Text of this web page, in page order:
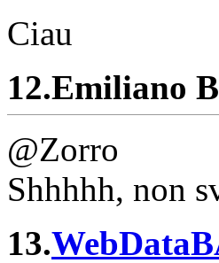
Ciau
12.Emiliano
@Zorro
Shhhhh, non
13.